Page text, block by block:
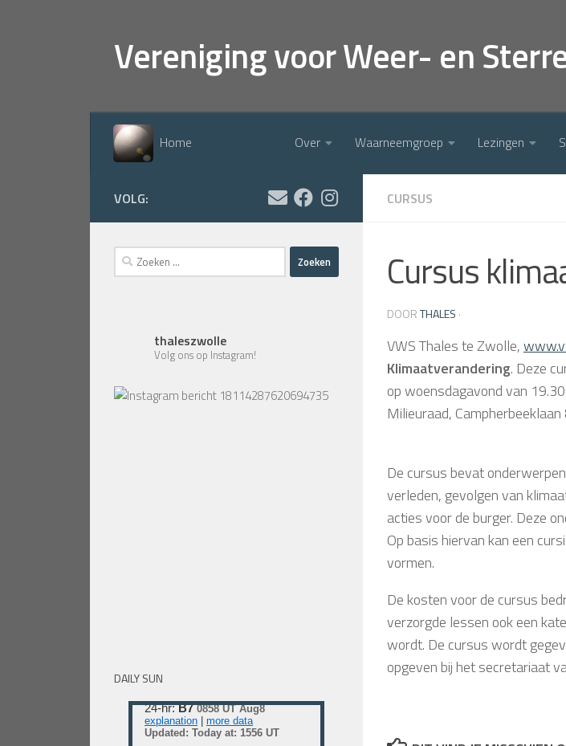
Vereniging voor Weer- en
Home Over Waarneemgroep Lezingen
CURSUS
Cursus
DOORTHALES ·
VWS Thales te Zwolle,
Klimaatverandering. Deze
op woensdagavond van
Milieuraad,
De cursus bevat
verleden, gevolgen van
acties voor de burger. Deze
Op basis hiervan kan een
vormen.
De kosten voor de cursus
verzorgde lessen ook een
wordt. De cursus wordt
opgeven bij het secretariaat
VOLG:
Zoeken
naar:
thaleszwolle
Volg ons op Instagram!
DAILY SUN